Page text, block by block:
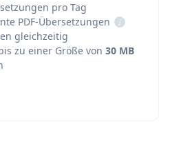
pro Tag
PDF-Übersetzungen
i
gleichzeitig
zu einer Größe von 30 MB